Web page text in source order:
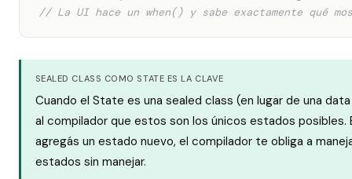
// La UI hace un when() y sabe exactamente qué
SEALED CLASS COMO STATE ES LA CLAVE
Cuando el State es una sealed class (en lugar de una
al compilador que estos son los únicos estados posibles.
agregás un estado nuevo, el compilador te obliga a
estados sin manejar.